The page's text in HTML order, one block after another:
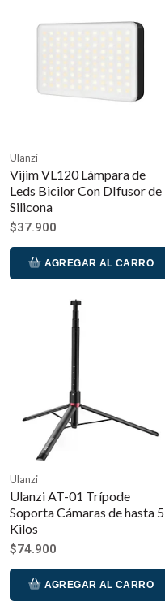
Ulanzi
Vijim VL120 Lámpara de
Leds Bicilor Con DIfusor de
Silicona
$37.900
AGREGAR AL CARRO
Ulanzi
Ulanzi AT-01 Trípode
Soporta Cámaras de hasta 5
Kilos
$74.900
AGREGAR AL CARRO